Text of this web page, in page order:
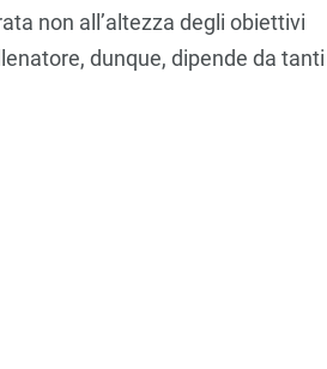
non all’altezza degli obiettivi
dunque, dipende da tanti